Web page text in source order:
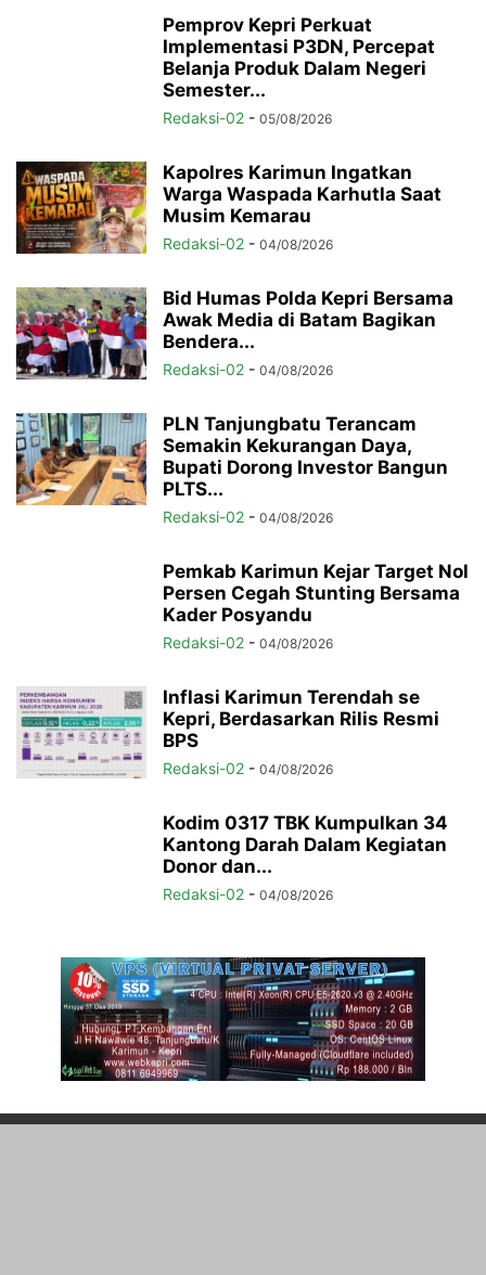
Pemprov Kepri Perkuat
Implementasi P3DN, Percepat
Belanja Produk Dalam Negeri
Semester...
Redaksi-02 - 05/08/2026
Kapolres Karimun Ingatkan
Warga Waspada Karhutla Saat
Musim Kemarau
Redaksi-02 - 04/08/2026
Bid Humas Polda Kepri Bersama
Awak Media di Batam Bagikan
Bendera...
Redaksi-02 - 04/08/2026
PLN Tanjungbatu Terancam
Semakin Kekurangan Daya,
Bupati Dorong Investor Bangun
PLTS...
Redaksi-02 - 04/08/2026
Pemkab Karimun Kejar Target Nol
Persen Cegah Stunting Bersama
Kader Posyandu
Redaksi-02 - 04/08/2026
Inflasi Karimun Terendah se
Kepri, Berdasarkan Rilis Resmi
BPS
Redaksi-02 - 04/08/2026
Kodim 0317 TBK Kumpulkan 34
Kantong Darah Dalam Kegiatan
Donor dan...
Redaksi-02 - 04/08/2026